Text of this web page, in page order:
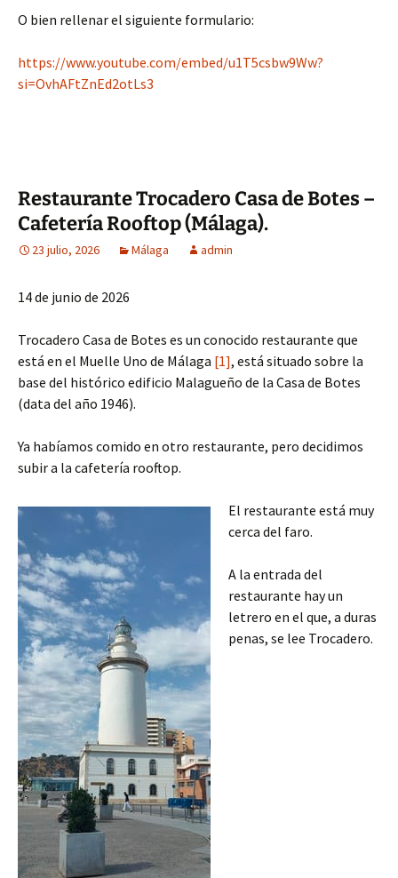
O bien rellenar el siguiente formulario:
https://www.youtube.com/embed/u1T5csbw9Ww?
si=OvhAFtZnEd2otLs3
Restaurante Trocadero Casa de Botes –
Cafetería Rooftop (Málaga).
23 julio, 2026 Málaga admin
14 de junio de 2026
Trocadero Casa de Botes es un conocido restaurante que
está en el Muelle Uno de Málaga [1], está situado sobre la
base del histórico edificio Malagueño de la Casa de Botes
(data del año 1946).
Ya habíamos comido en otro restaurante, pero decidimos
subir a la cafetería rooftop.
El restaurante está muy
cerca del faro.
A la entrada del
restaurante hay un
letrero en el que, a duras
penas, se lee Trocadero.